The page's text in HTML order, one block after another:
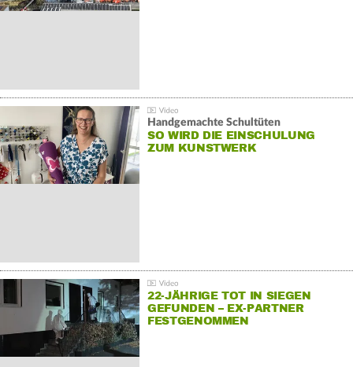
Handgemachte Schultüten
SO WIRD DIE EINSCHULUNG
ZUM KUNSTWERK
22-JÄHRIGE TOT IN SIEGEN
GEFUNDEN – EX-PARTNER
FESTGENOMMEN